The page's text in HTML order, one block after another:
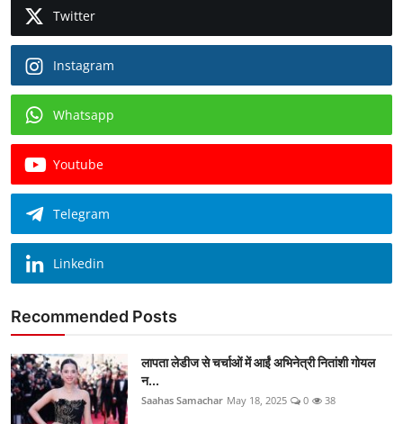
Twitter
Instagram
Whatsapp
Youtube
Telegram
Linkedin
Recommended Posts
लापता लेडीज से चर्चाओं में आईं अभिनेत्री नितांशी गोयल
न...
Saahas Samachar May 18, 2025 0 38